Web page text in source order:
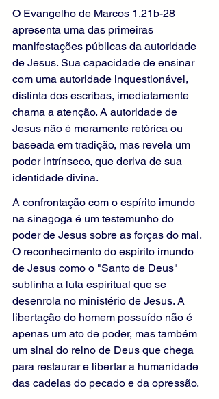
O Evangelho de Marcos 1,21b-28
apresenta uma das primeiras
manifestações públicas da autoridade
de Jesus. Sua capacidade de ensinar
com uma autoridade inquestionável,
distinta dos escribas, imediatamente
chama a atenção. A autoridade de
Jesus não é meramente retórica ou
baseada em tradição, mas revela um
poder intrínseco, que deriva de sua
identidade divina.
A confrontação com o espírito imundo
na sinagoga é um testemunho do
poder de Jesus sobre as forças do mal.
O reconhecimento do espírito imundo
de Jesus como o "Santo de Deus"
sublinha a luta espiritual que se
desenrola no ministério de Jesus. A
libertação do homem possuído não é
apenas um ato de poder, mas também
um sinal do reino de Deus que chega
para restaurar e libertar a humanidade
das cadeias do pecado e da opressão.